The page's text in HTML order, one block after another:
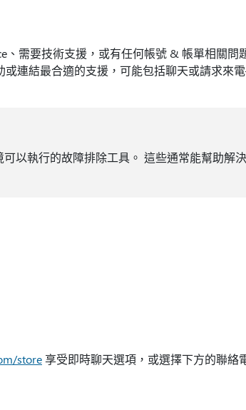
需要技術支援，或有任何帳號 & 帳單相關問
或連結最合適的支援，可能包括聊天或請求
以執行的故障排除工具。 這些通常能幫助解
store享受即時聊天選項，或選擇下方的聯絡